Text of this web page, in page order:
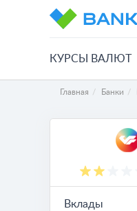
КУРСЫ ВАЛЮТ
Главная Банки
Вклады